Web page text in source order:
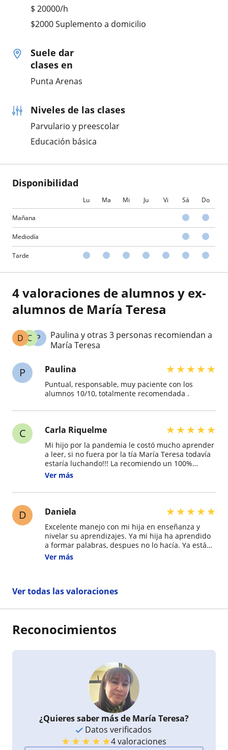
$ 20000/h
$2000 Suplemento a domicilio
Suele dar
clases en
Punta Arenas
Niveles de las clases
Parvulario y preescolar
Educación básica
Disponibilidad
Lu Ma Mi Ju Vi Sá Do
Mañana
Mediodía
Tarde
4 valoraciones de alumnos y ex-
alumnos de María Teresa
P
C
D
Paulina y otras 3 personas recomiendan a
María Teresa
P Paulina ★★★★★
Puntual, responsable, muy paciente con los
alumnos 10/10, totalmente recomendada .
C Carla Riquelme ★★★★★
Mi hijo por la pandemia le costó mucho aprender
a leer, si no fuera por la tía María Teresa todavía
estaría luchando!!! La recomiendo un 100%
Amable, amorosa, preocupada, excelente método
Ver más
D Daniela ★★★★★
Excelente manejo con mi hija en enseñanza y
nivelar su aprendizajes. Ya mi hija ha aprendido
a formar palabras, despues no lo hacía. Ya está
mas preparada para seguir avanzando en sus
Ver más
Ver todas las valoraciones
Reconocimientos
¿Quieres saber más de María Teresa?
Datos verificados
★★★★★4 valoraciones